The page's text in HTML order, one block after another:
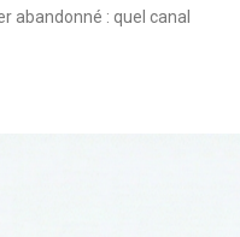
abandonné : quel canal